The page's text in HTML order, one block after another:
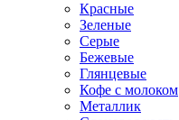
Красные
Зеленые
Серые
Бежевые
Глянцевые
Кофе с молоком
Металлик